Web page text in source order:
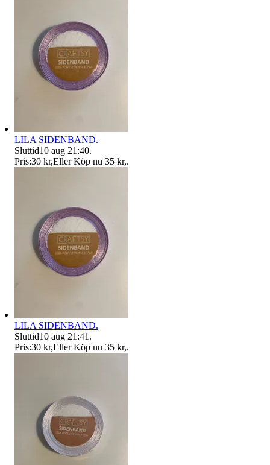
LILA SIDENBAND.
Sluttid10 aug 21:40.
Pris:30 kr,Eller Köp nu 35 kr,.
LILA SIDENBAND.
Sluttid10 aug 21:41 .
Pris:30 kr,Eller Köp nu 35 kr,.